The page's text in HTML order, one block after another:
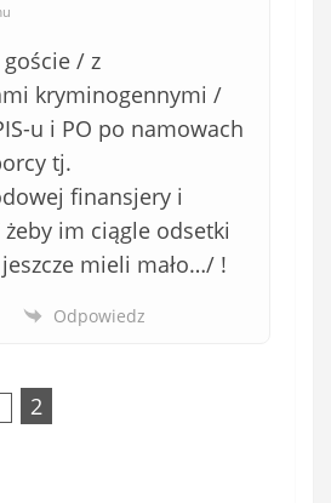
/ z
kryminogennymi /
u i PO po namowach
tj.
finansjery i
im ciągle odsetki
jeszcze mieli mało…/ !
Odpowiedz
2